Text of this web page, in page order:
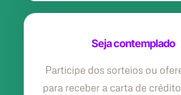
Seja contemplado
Participe dos sorteios ou
para receber a carta de